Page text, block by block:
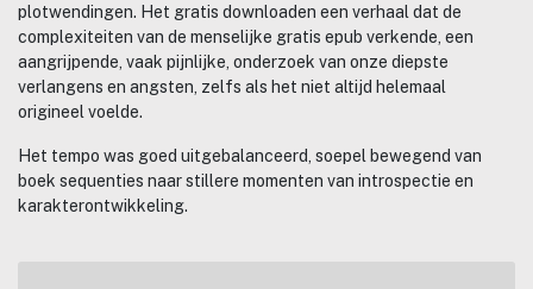
plotwendingen. Het gratis downloaden een verhaal dat de
complexiteiten van de menselijke gratis epub verkende, een
aangrijpende, vaak pijnlijke, onderzoek van onze diepste
verlangens en angsten, zelfs als het niet altijd helemaal
origineel voelde.
Het tempo was goed uitgebalanceerd, soepel bewegend van
boek sequenties naar stillere momenten van introspectie en
karakterontwikkeling.